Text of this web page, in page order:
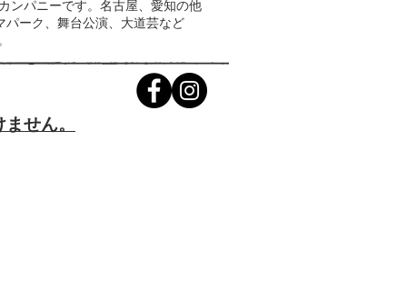
ンパニーです。名古屋、愛知の他
ーク、舞台公演、大道芸など
せん。